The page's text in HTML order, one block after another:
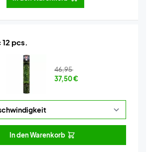
12 pcs.
46,95
37,50€
In den Warenkorb